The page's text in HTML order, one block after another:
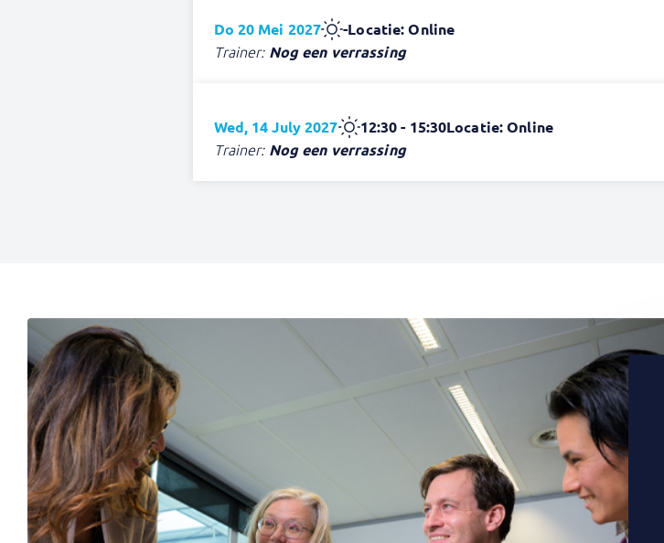
Do 20 Mei 2027 -Locatie: Online
Trainer: Nog een verrassing
Wed, 14 July 2027 12:30 - 15:30Locatie: Online
Trainer: Nog een verrassing